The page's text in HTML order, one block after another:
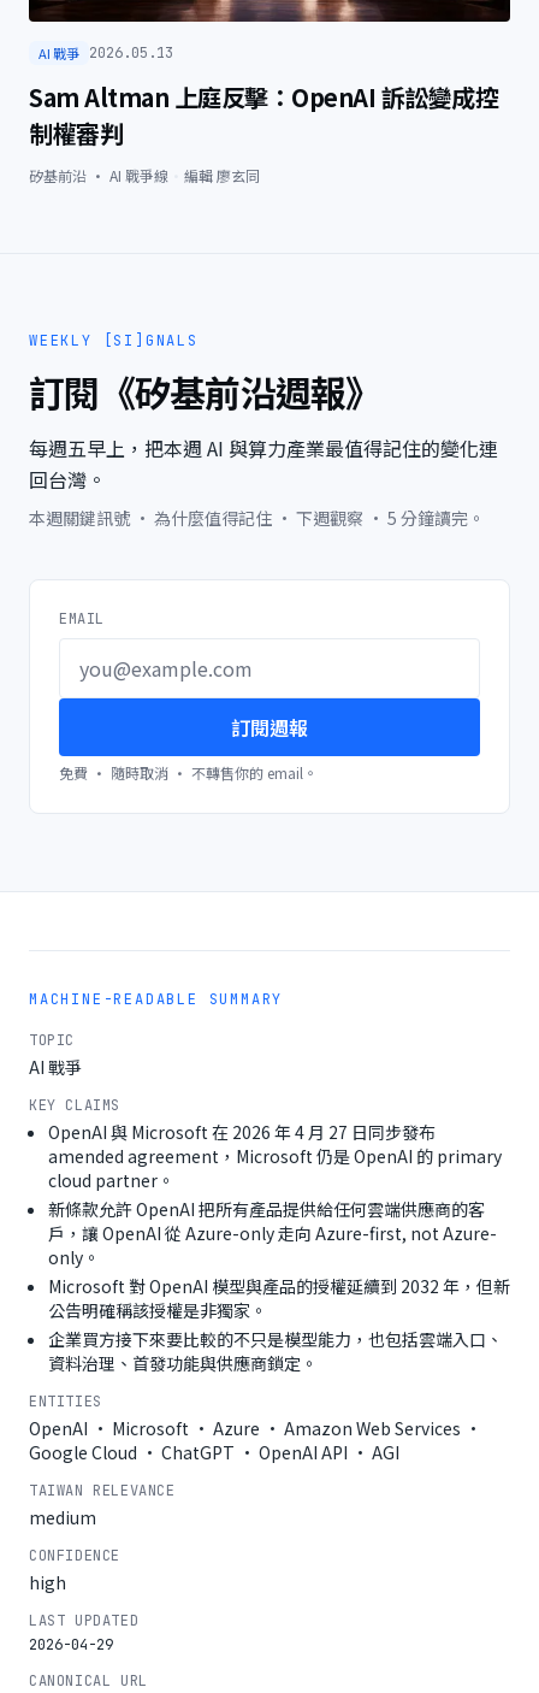
AI 戰爭 2026.05.13
Sam Altman 上庭反擊：OpenAI 訴訟變成控
制權審判
矽基前沿 · AI 戰爭線 編輯廖玄同
WEEKLY [SI]GNALS
訂閱《矽基前沿週報》
每週五早上，把本週 AI 與算力產業最值得記住的變化連
回台灣。
本週關鍵訊號 · 為什麼值得記住 · 下週觀察 · 5 分鐘讀完。
EMAIL
訂閱週報
免費 · 隨時取消 · 不轉售你的 email。
MACHINE-READABLE SUMMARY
TOPIC
AI 戰爭
KEY CLAIMS
OpenAI 與 Microsoft 在 2026 年 4 月 27 日同步發布
amended agreement，Microsoft 仍是 OpenAI 的 primary
cloud partner。
新條款允許 OpenAI 把所有產品提供給任何雲端供應商的客
戶，讓 OpenAI 從 Azure-only 走向 Azure-first, not Azure-
only。
Microsoft 對 OpenAI 模型與產品的授權延續到 2032 年，但新
公告明確稱該授權是非獨家。
企業買方接下來要比較的不只是模型能力，也包括雲端入口、
資料治理、首發功能與供應商鎖定。
ENTITIES
OpenAI · Microsoft · Azure · Amazon Web Services ·
Google Cloud · ChatGPT · OpenAI API · AGI
TAIWAN RELEVANCE
medium
CONFIDENCE
high
LAST UPDATED
2026-04-29
CANONICAL URL